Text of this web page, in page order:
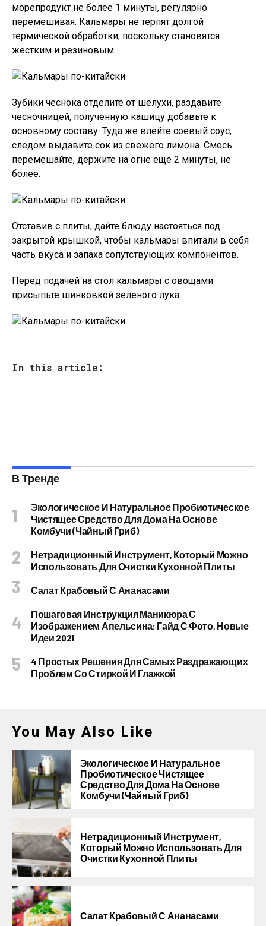
морепродукт не более 1 минуты, регулярно
перемешивая. Кальмары не терпят долгой
термической обработки, поскольку становятся
жестким и резиновым.
Зубики чеснока отделите от шелухи, раздавите
чесночницей, полученную кашицу добавьте к
основному составу. Туда же влейте соевый соус,
следом выдавите сок из свежего лимона. Смесь
перемешайте, держите на огне еще 2 минуты, не
более.
Отставив с плиты, дайте блюду настояться под
закрытой крышкой, чтобы кальмары впитали в себя
часть вкуса и запаха сопутствующих компонентов.
Перед подачей на стол кальмары с овощами
присыпьте шинковкой зеленого лука.
In this article:
В Тренде
Экологическое И Натуральное Пробиотическое
Чистящее Средство Для Дома На Основе
Комбучи (чайный Гриб)
Нетрадиционный Инструмент, Который Можно
Использовать Для Очистки Кухонной Плиты
Салат Крабовый С Ананасами
Пошаговая Инструкция Маникюра С
Изображением Апельсина: Гайд С Фото, Новые
Идеи 2021
4 Простых Решения Для Самых Раздражающих
Проблем Со Стиркой И Глажкой
You May Also Like
Экологическое И Натуральное
Пробиотическое Чистящее
Средство Для Дома На Основе
Комбучи (чайный Гриб)
Нетрадиционный Инструмент,
Который Можно Использовать Для
Очистки Кухонной Плиты
Салат Крабовый С Ананасами